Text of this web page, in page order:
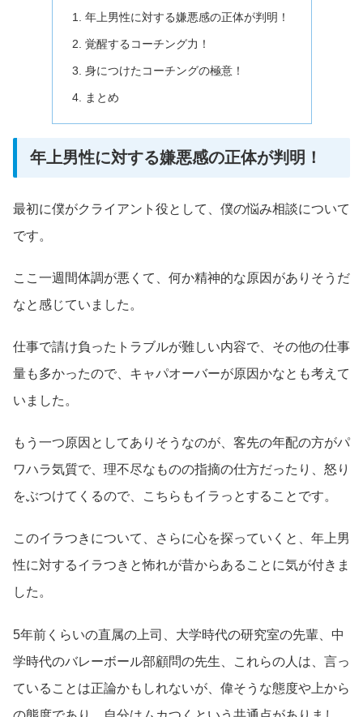
年上男性に対する嫌悪感の正体が判明！
覚醒するコーチング力！
身につけたコーチングの極意！
まとめ
年上男性に対する嫌悪感の正体が判明！
最初に僕がクライアント役として、僕の悩み相談について
です。
ここ一週間体調が悪くて、何か精神的な原因がありそうだ
なと感じていました。
仕事で請け負ったトラブルが難しい内容で、その他の仕事
量も多かったので、キャパオーバーが原因かなとも考えて
いました。
もう一つ原因としてありそうなのが、客先の年配の方がパ
ワハラ気質で、理不尽なものの指摘の仕方だったり、怒り
をぶつけてくるので、こちらもイラっとすることです。
このイラつきについて、さらに心を探っていくと、年上男
性に対するイラつきと怖れが昔からあることに気が付きま
した。
5年前くらいの直属の上司、大学時代の研究室の先輩、中
学時代のバレーボール部顧問の先生、これらの人は、言っ
ていることは正論かもしれないが、偉そうな態度や上から